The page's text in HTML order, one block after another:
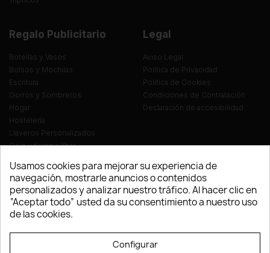
Regalo Publicitario
Botellas y Vasos
Bolsos y Mochilas
Escritura
Gorros y Sombreros
Hogar
Hostelería
Llaveros Personalizados
Ocio y tiempo libre
Ropa y Textil
Tecnología
Verano y playa
Vestuario laboral
Legal
Aviso Legal
Política de Privacidad
Política de Cookies
Condiciones de Contratación
Declaración de accesibilidad
© LEVELPRINT - 2026
Usamos cookies para mejorar su experiencia de
navegación, mostrarle anuncios o contenidos
personalizados y analizar nuestro tráfico. Al hacer clic en
“Aceptar todo” usted da su consentimiento a nuestro uso
de las cookies.
Configurar